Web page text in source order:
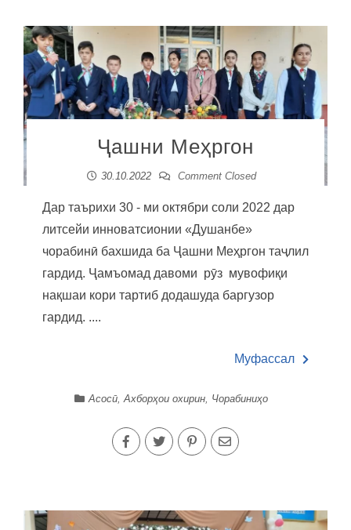
Ҷашни Меҳргон
30.10.2022 Comment Closed
Дар таърихи 30 - ми октябри соли 2022 дар
литсейи инноватсионии «Душанбе»
чорабинӣ бахшида ба Ҷашни Меҳргон таҷлил
гардид. Ҷамъомад давоми рӯз мувофиқи
нақшаи кори тартиб додашуда баргузор
гардид. ....
Муфассал
Асосӣ ,Ахборҳои охирин Чорабиниҳо